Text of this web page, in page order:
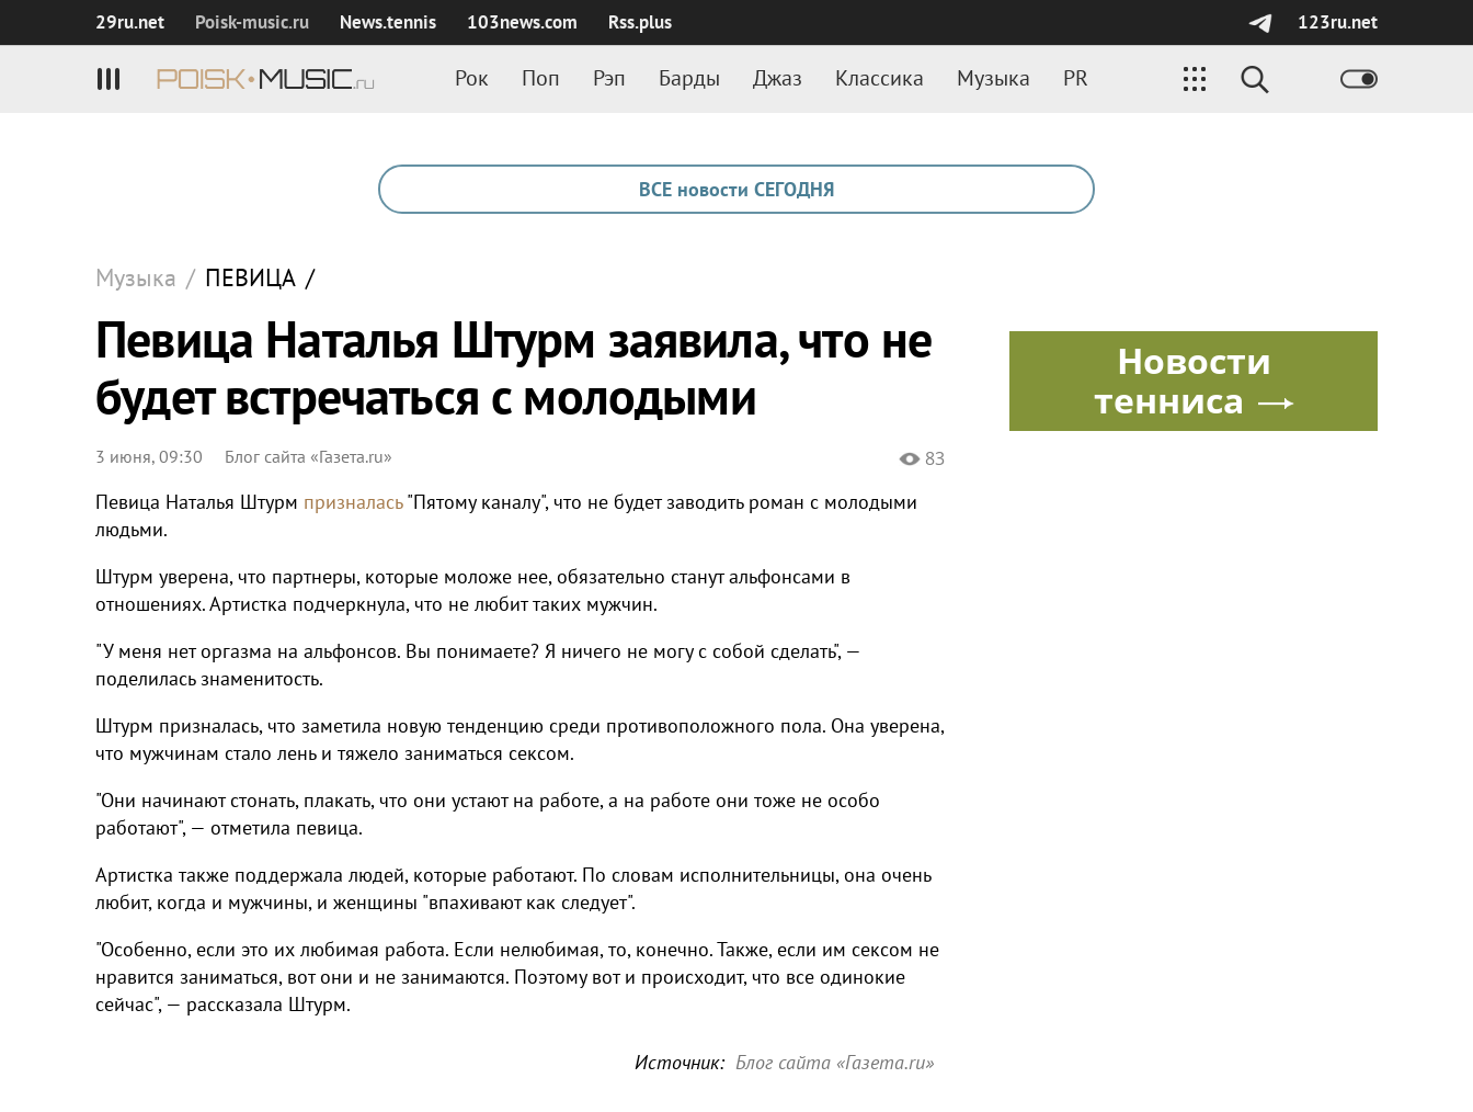
29ru.net Poisk‑music.ru News.tennis 103news.com Rss.plus 123ru.net
Рок Поп Рэп Барды Джаз Классика Музыка PR
ВСЕ новости СЕГОДНЯ
Музыка / ПЕВИЦА /
Певица Наталья Штурм заявила, что не
будет встречаться с молодыми
3 июня, 09:30 Блог сайта «Газета.ru» 83
Певица Наталья Штурм призналась"Пятому каналу", что не будет заводить роман с молодыми
людьми.
Штурм уверена, что партнеры, которые моложе нее, обязательно станут альфонсами в
отношениях. Артистка подчеркнула, что не любит таких мужчин.
"У меня нет оргазма на альфонсов. Вы понимаете? Я ничего не могу с собой сделать", —
поделилась знаменитость.
Штурм призналась, что заметила новую тенденцию среди противоположного пола. Она уверена,
что мужчинам стало лень и тяжело заниматься сексом.
"Они начинают стонать, плакать, что они устают на работе, а на работе они тоже не особо
работают", — отметила певица.
Артистка также поддержала людей, которые работают. По словам исполнительницы, она очень
любит, когда и мужчины, и женщины "впахивают как следует".
"Особенно, если это их любимая работа. Если нелюбимая, то, конечно. Также, если им сексом не
нравится заниматься, вот они и не занимаются. Поэтому вот и происходит, что все одинокие
сейчас", — рассказала Штурм.
Источник: Блог сайта «Газета.ru»